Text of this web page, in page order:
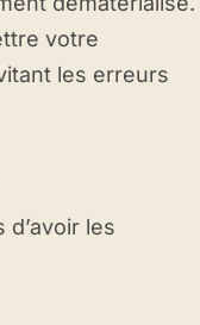
votre
les erreurs
les